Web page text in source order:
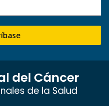
del Cáncer
de la Salud